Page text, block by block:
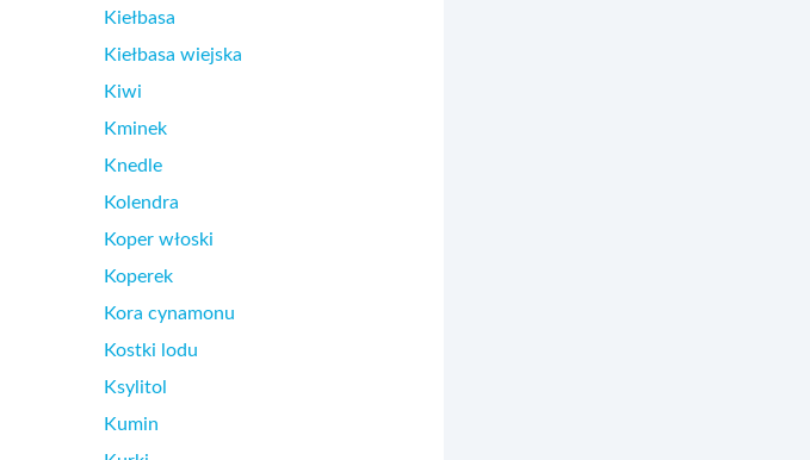
Kiełbasa
Kiełbasa wiejska
Kiwi
Kminek
Knedle
Kolendra
Koper włoski
Koperek
Kora cynamonu
Kostki lodu
Ksylitol
Kumin